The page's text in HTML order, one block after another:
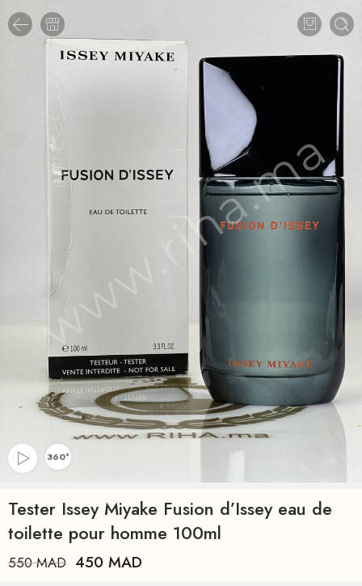
360°
Tester Issey Miyake Fusion d’Issey eau de
toilette pour homme 100ml
550MAD 450 MAD